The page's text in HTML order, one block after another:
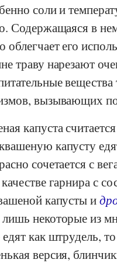
соли и
Содержащаяся в
облегчает его
траву нарезают
вызывающих
капуста
капусту
сочетается с
гарнира с
капусты и
некоторые из
как штрудель,
версия,